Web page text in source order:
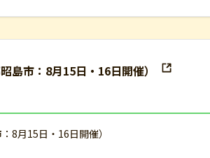
島市：8月15日・16日開催）
8月15日・16日開催）